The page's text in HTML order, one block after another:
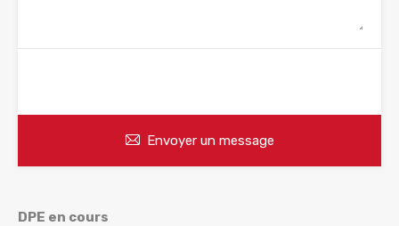
Envoyer un message
DPE en cours